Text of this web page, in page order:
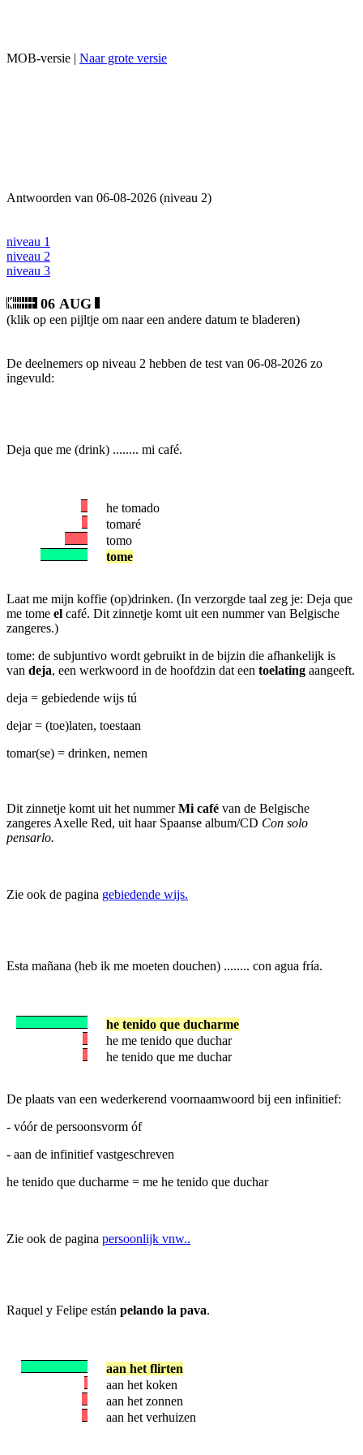
MOB-versie | Naar grote versie
Antwoorden van 06-08-2026 (niveau 2)
niveau 1
niveau 2
niveau 3
06 AUG
(klik op een pijltje om naar een andere datum te bladeren)
De deelnemers op niveau 2 hebben de test van 06-08-2026 zo
ingevuld:
Deja que me (drink) ........ mi café.
he tomado
tomaré
tomo
tome
Laat me mijn koffie (op)drinken. (In verzorgde taal zeg je: Deja que
me tome el café. Dit zinnetje komt uit een nummer van Belgische
zangeres.)
tome: de subjuntivo wordt gebruikt in de bijzin die afhankelijk is
van deja, een werkwoord in de hoofdzin dat een toelating aangeeft.
deja = gebiedende wijs tú
dejar = (toe)laten, toestaan
tomar(se) = drinken, nemen
Dit zinnetje komt uit het nummerMi café van de Belgische
zangeres Axelle Red, uit haar Spaanse album/CD Con solo
pensarlo.
Zie ook de pagina gebiedende wijs.
Esta mañana (heb ik me moeten douchen) ........ con agua fría.
he tenido que ducharme
he me tenido que duchar
he tenido que me duchar
De plaats van een wederkerend voornaamwoord bij een infinitief:
- vóór de persoonsvorm óf
- aan de infinitief vastgeschreven
he tenido que ducharme = me he tenido que duchar
Zie ook de pagina persoonlijk vnw..
Raquel y Felipe están pelando la pava.
aan het flirten
aan het koken
aan het zonnen
aan het verhuizen